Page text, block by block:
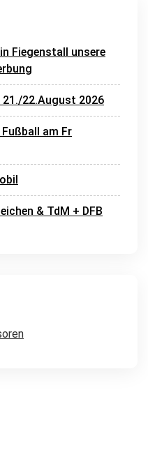
Fiegenstall unsere
21./22.August 2026
am Fr
& TdM + DFB